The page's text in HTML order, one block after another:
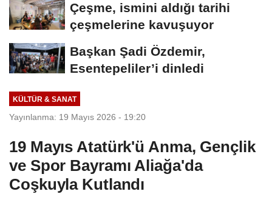
Çeşme, ismini aldığı tarihi
çeşmelerine kavuşuyor
Başkan Şadi Özdemir,
Esentepeliler’i dinledi
KÜLTÜR & SANAT
Yayınlanma: 19 Mayıs 2026 - 19:20
19 Mayıs Atatürk'ü Anma, Gençlik
ve Spor Bayramı Aliağa'da
Coşkuyla Kutlandı